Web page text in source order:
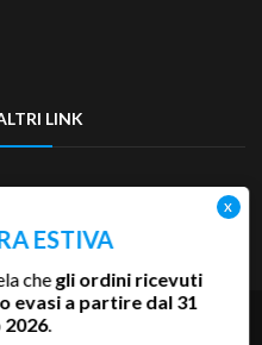
LINK
Policy
Srl | P.Iva 00655510527 | REA
ESTIVA
chegli ordini ricevuti
evasi a partire dal 31
.